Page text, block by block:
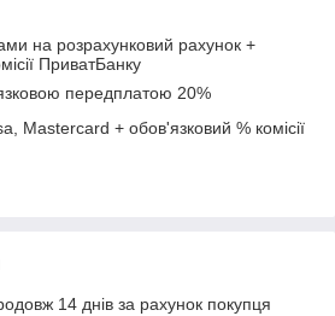
на розрахунковий рахунок +
ПриватБанку
передплатою 20%
Mastercard + обов'язковий % комісії
14 днів за рахунок покупця